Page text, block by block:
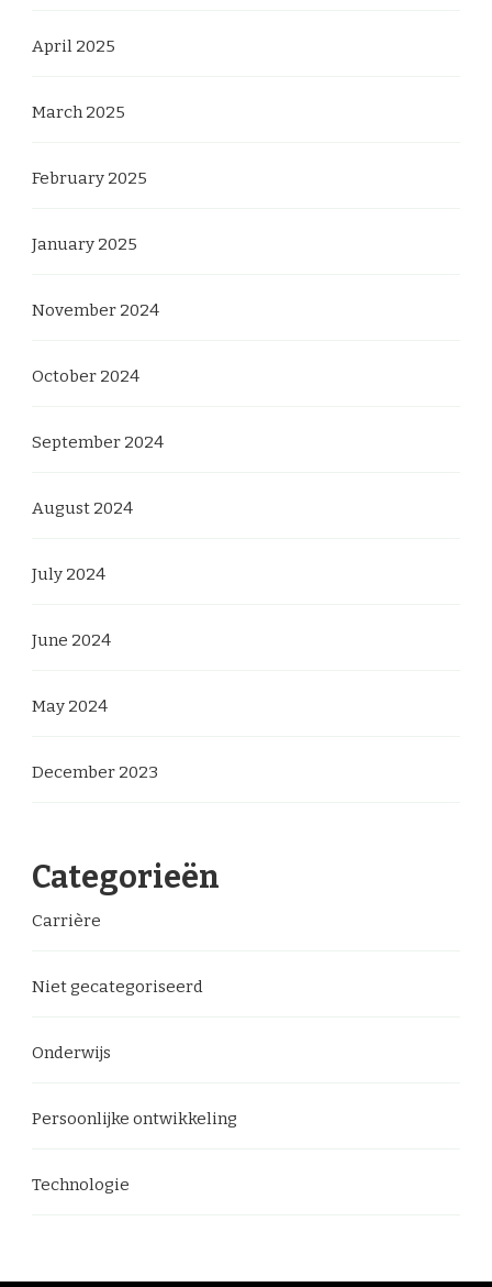
April 2025
March 2025
February 2025
January 2025
November 2024
October 2024
September 2024
August 2024
July 2024
June 2024
May 2024
December 2023
Categorieën
Carrière
Niet gecategoriseerd
Onderwijs
Persoonlijke ontwikkeling
Technologie